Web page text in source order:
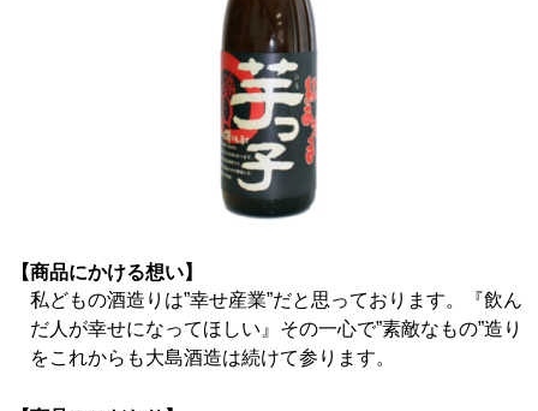
【商品にかける想い】
私どもの酒造りは”幸せ産業”だと思っております。『飲ん
だ人が幸せになってほしい』その一心で”素敵なもの”造り
をこれからも大島酒造は続けて参ります。